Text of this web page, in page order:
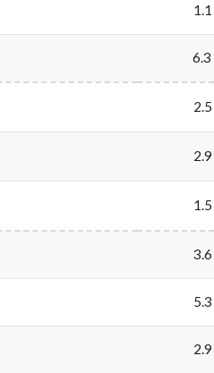
1.1
6.3
2.5
2.9
1.5
3.6
5.3
2.9